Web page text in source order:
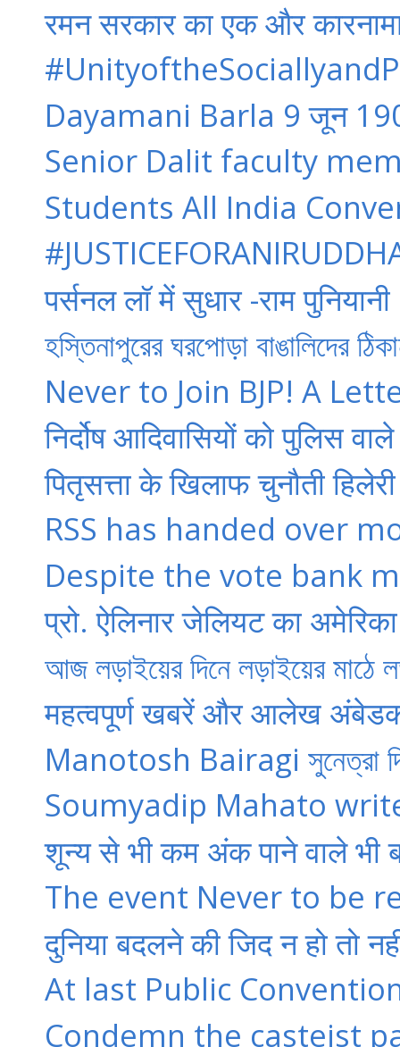
रमन सरकार का एक और
Dayamani Barla 9 जून
Senior Dalit faculty
Students All India
पर्सनल लॉ में सुधार -राम पुनियानी
হস্তিনাপুরের ঘরপোড়া বাঙালিদের
Never to Join BJP! A
निर्दोष आदिवासियों को पुलिस
पितृसत्ता के खिलाफ चुनौती
RSS has handed over
Despite the vote bank
प्रो. ऐलिनार जेलियट का
আজ লড়াইয়ের দিনে লড়াইয়ের
महत्वपूर्ण खबरें और आलेख
Manotosh Bairagi সুনেত্রা
Soumyadip Mahato
शून्य से भी कम अंक पाने वाले भी
The event Never to be
दुनिया बदलने की जिद न हो तो
At last Public
Condemn the casteist